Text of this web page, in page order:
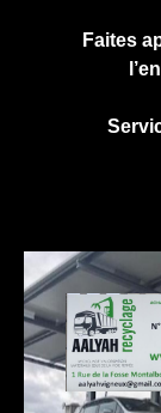
Faites